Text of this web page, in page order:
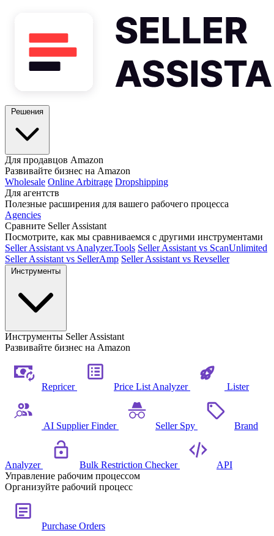
Для продавцов Amazon
Развивайте бизнес на Amazon
Wholesale Online Arbitrage Dropshipping
Для агентств
Полезные расширения для вашего рабочего процесса
Agencies
Сравните Seller Assistant
Посмотрите, как мы сравниваемся с другими инструментами
Seller Assistant vs Analyzer.Tools Seller Assistant vs ScanUnlimited
Seller Assistant vs SellerAmp Seller Assistant vs Revseller
Инструменты Seller Assistant
Развивайте бизнес на Amazon
Repricer Price List Analyzer Lister
AI Supplier Finder Seller Spy Brand
Analyzer Bulk Restriction Checker
API
Управление рабочим процессом
Организуйте рабочий процесс
Purchase Orders